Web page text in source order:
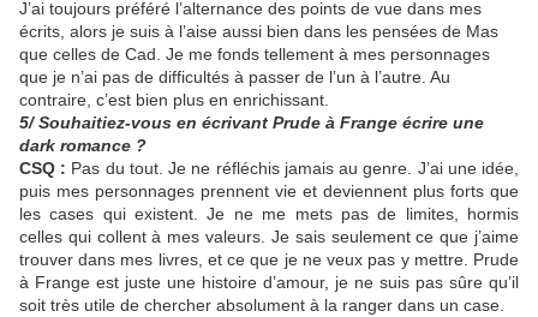
J’ai toujours préféré l’alternance des points de vue dans mes
écrits, alors je suis à l’aise aussi bien dans les pensées de Mas
que celles de Cad. Je me fonds tellement à mes personnages
que je n’ai pas de difficultés à passer de l’un à l’autre. Au
contraire, c’est bien plus en enrichissant.
5/ Souhaitiez-vous en écrivant Prude à Frange écrire une
dark romance ?
CSQ : Pas du tout. Je ne réfléchis jamais au genre. J’ai une idée,
puis mes personnages prennent vie et deviennent plus forts que
les cases qui existent. Je ne me mets pas de limites, hormis
celles qui collent à mes valeurs. Je sais seulement ce que j’aime
trouver dans mes livres, et ce que je ne veux pas y mettre. Prude
à Frange est juste une histoire d’amour, je ne suis pas sûre qu’il
soit très utile de chercher absolument à la ranger dans un case.